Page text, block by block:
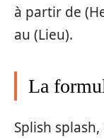
à partir de
au (Lieu).
La
Splish splash,